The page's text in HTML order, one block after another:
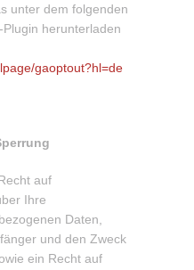
unter dem folgenden
herunterladen
gaoptout?hl=de
auf
Ihre
Daten,
und den Zweck
ein Recht auf